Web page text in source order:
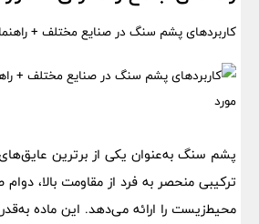
کاربردهای پشم سنگ در صنایع مختلف + راهنمای
پشم سنگ به‌عنوان یکی از برترین
ترکیبی منحصر به فرد از مقاومت بالا، دوام
محیط‌زیست را ارائه می‌دهد. این ماده